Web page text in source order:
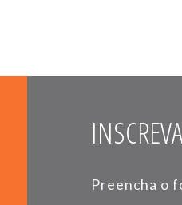
Preencha o